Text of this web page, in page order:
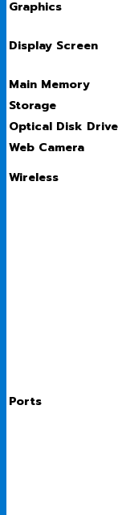
Graphics
Display Screen
Main Memory
Storage
Optical Disk Drive
Web Camera
Wireless
Ports